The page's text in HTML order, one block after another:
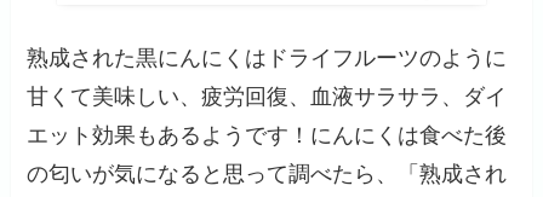
熟成された黒にんにくはドライフルーツのように
甘くて美味しい、疲労回復、血液サラサラ、ダイ
エット効果もあるようです！にんにくは食べた後
の匂いが気になると思って調べたら、「熟成され